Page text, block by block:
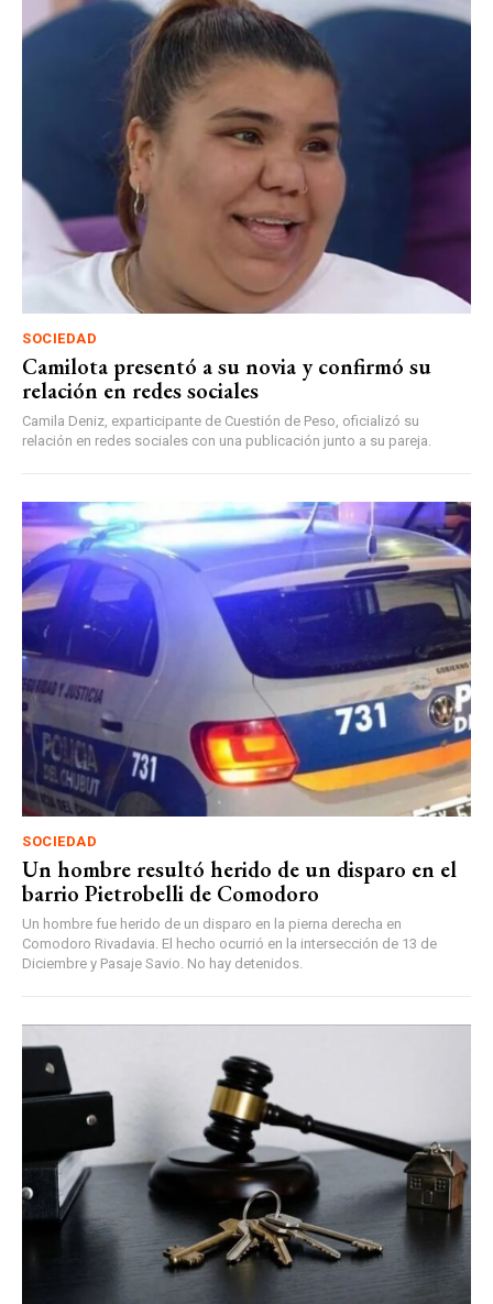
SOCIEDAD
Camilota presentó a su novia y confirmó su
relación en redes sociales
Camila Deniz, exparticipante de Cuestión de Peso, oficializó su
relación en redes sociales con una publicación junto a su pareja.
SOCIEDAD
Un hombre resultó herido de un disparo en el
barrio Pietrobelli de Comodoro
Un hombre fue herido de un disparo en la pierna derecha en
Comodoro Rivadavia. El hecho ocurrió en la intersección de 13 de
Diciembre y Pasaje Savio. No hay detenidos.